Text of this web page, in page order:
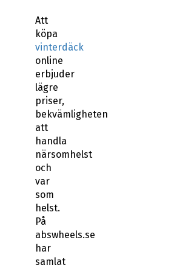
Att
köpa
vinterdäck
online
erbjuder
lägre
priser,
bekvämligheten
att
handla
närsomhelst
och
var
som
helst.
På
abswheels.se
har
samlat